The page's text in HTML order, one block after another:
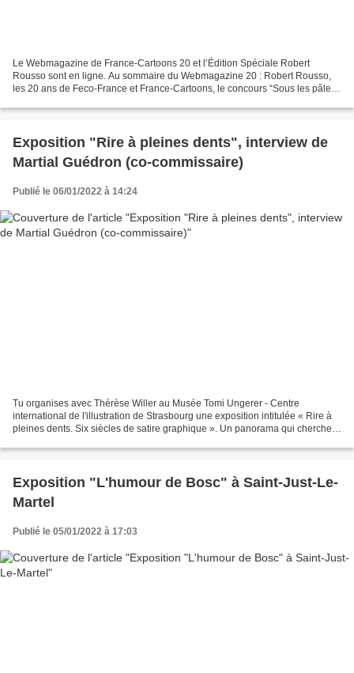
Le Webmagazine de France-Cartoons 20 et l’Édition Spéciale Robert
Rousso sont en ligne. Au sommaire du Webmagazine 20 : Robert Rousso,
les 20 ans de Feco-France et France-Cartoons, le concours “Sous les pâles
Exposition "Rire à pleines dents", interview de
Martial Guédron (co-commissaire)
Publié le 06/01/2022 à 14:24
Tu organises avec Thérèse Willer au Musée Tomi Ungerer - Centre
international de l'illustration de Strasbourg une exposition intitulée « Rire à
pleines dents. Six siècles de satire graphique ». Un panorama qui cherche à
Exposition "L'humour de Bosc" à Saint-Just-Le-
Martel
Publié le 05/01/2022 à 17:03